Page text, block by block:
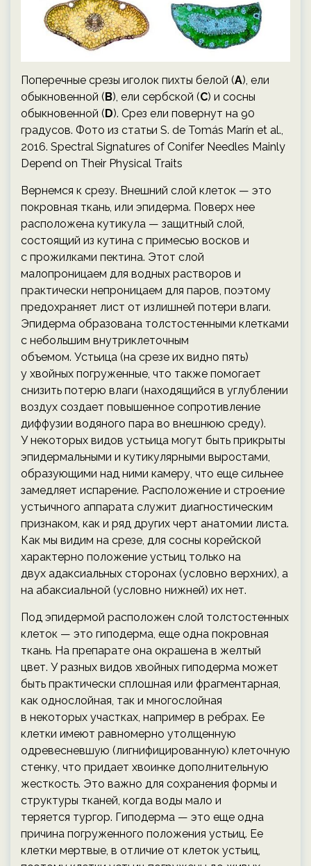
Поперечные срезы иголок пихты белой (A), ели
обыкновенной ( B), ели сербской (C) и сосны
обыкновенной ( D). Срез ели повернут на 90
градусов. Фото из статьи S. de Tomás Marín et al.,
2016. Spectral Signatures of Conifer Needles Mainly
Depend on Their Physical Traits
Вернемся к срезу. Внешний слой клеток — это
покровная ткань, или эпидерма. Поверх нее
расположена кутикула — защитный слой,
состоящий из кутина с примесью восков и
с прожилками пектина. Этот слой
малопроницаем для водных растворов и
практически непроницаем для паров, поэтому
предохраняет лист от излишней потери влаги.
Эпидерма образована толстостенными клетками
с небольшим внутриклеточным
объемом. Устьица (на срезе их видно пять)
у хвойных погруженные, что также помогает
снизить потерю влаги (находящийся в углублении
воздух создает повышенное сопротивление
диффузии водяного пара во внешнюю среду).
У некоторых видов устьица могут быть прикрыты
эпидермальными и кутикулярными выростами,
образующими над ними камеру, что еще сильнее
замедляет испарение. Расположение и строение
устьичного аппарата служит диагностическим
признаком, как и ряд других черт анатомии листа.
Как мы видим на срезе, для сосны корейской
характерно положение устьиц только на
двух адаксиальных сторонах (условно верхних), а
на абаксиальной (условно нижней) их нет.
Под эпидермой расположен слой толстостенных
клеток — это гиподерма, еще одна покровная
ткань. На препарате она окрашена в желтый
цвет. У разных видов хвойных гиподерма может
быть практически сплошная или фрагментарная,
как однослойная, так и многослойная
в некоторых участках, например в ребрах. Ее
клетки имеют равномерно утолщенную
одревесневшую (лигнифицированную) клеточную
стенку, что придает хвоинке дополнительную
жесткость. Это важно для сохранения формы и
структуры тканей, когда воды мало и
теряется тургор. Гиподерма — это еще одна
причина погруженного положения устьиц. Ее
клетки мертвые, в отличие от клеток устьиц,